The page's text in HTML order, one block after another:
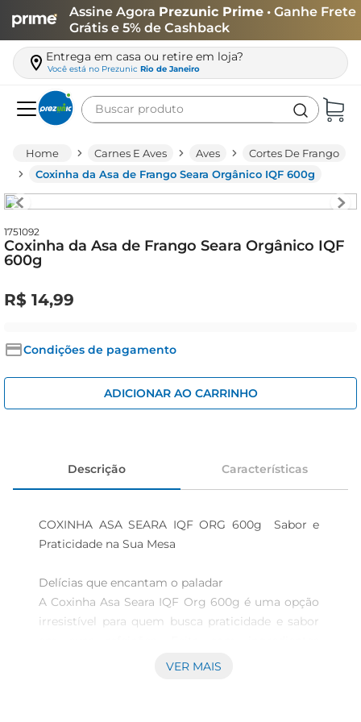
Assine Agora Prezunic Prime • Ganhe Frete
Grátis e 5% de Cashback
Entrega em casa ou retire em loja?
Você está no Prezunic Rio de Janeiro
Buscar produto
Carnes E Aves Aves
Cortes De Frango
Coxinha da Asa de Frango Seara Orgânico IQF 600g
1751092
Coxinha da Asa de Frango Seara Orgânico IQF
600g
R$ 14,99
Condições de pagamento
ADICIONAR AO CARRINHO
Descrição Características
COXINHA ASA SEARA IQF ORG 600g  Sabor e
Praticidade na Sua Mesa
Delícias que encantam o paladar
A Coxinha Asa Seara IQF Org 600g é uma opção
irresistível para quem busca praticidade e sabor
selecionados, essa coxinha é ideal para ser servida
VER MAIS
leite
queijo
biscoito
cerveja